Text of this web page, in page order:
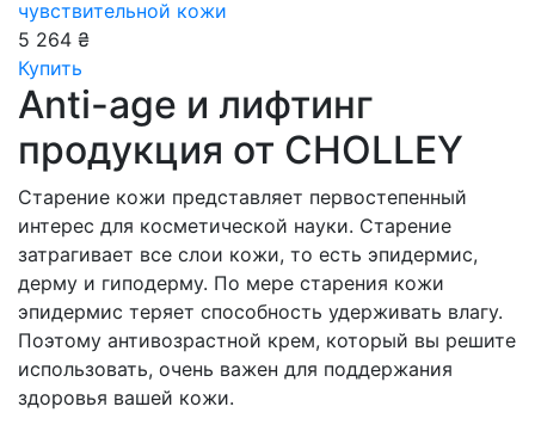
чувствительной кожи
5 264 ₴
Купить
Anti-age и лифтинг
продукция от CHOLLEY
Старение кожи представляет первостепенный
интерес для косметической науки. Старение
затрагивает все слои кожи, то есть эпидермис,
дерму и гиподерму. По мере старения кожи
эпидермис теряет способность удерживать влагу.
Поэтому антивозрастной крем, который вы решите
использовать, очень важен для поддержания
здоровья вашей кожи.